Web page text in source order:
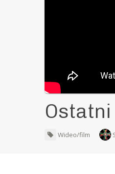
Ostatni
Wideo/film